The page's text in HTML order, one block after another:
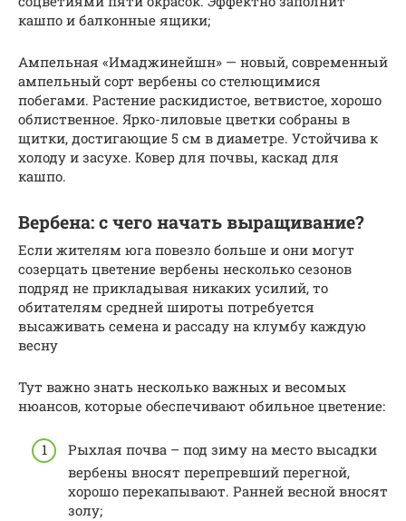
кашпо и балконные ящики;
Ампельная «Имаджинейшн» — новый, современный
ампельный сорт вербены со стелющимися
побегами. Растение раскидистое, ветвистое, хорошо
облиственное. Ярко-лиловые цветки собраны в
щитки, достигающие 5 см в диаметре. Устойчива к
холоду и засухе. Ковер для почвы, каскад для
кашпо.
Вербена: с чего начать выращивание?
Если жителям юга повезло больше и они могут
созерцать цветение вербены несколько сезонов
подряд не прикладывая никаких усилий, то
обитателям средней широты потребуется
высаживать семена и рассаду на клумбу каждую
весну
Тут важно знать несколько важных и весомых
нюансов, которые обеспечивают обильное цветение:
Рыхлая почва – под зиму на место высадки
вербены вносят перепревший перегной,
хорошо перекапывают. Ранней весной вносят
золу;